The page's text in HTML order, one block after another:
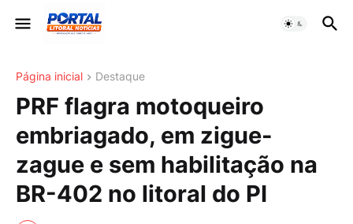
Página inicial Destaque
PRF flagra motoqueiro
embriagado, em zigue-
zague e sem habilitação na
BR-402 no litoral do PI